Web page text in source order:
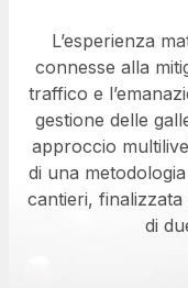
Movyon
L'operatore
soluzioni di
Tecne
La società di
l’Italia
Scopri
Inquadra il QR
cellulare per
L’esperienza
connesse alla
traffico e
gestione delle
approccio
di una
cantieri,
di